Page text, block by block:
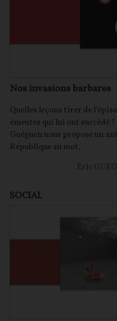
Nos invasions barbares
Quelles leçons tirer de
émeutes qui lui ont succédé
Guéguen nous propose un
République au mot.
Éric
SOCIAL